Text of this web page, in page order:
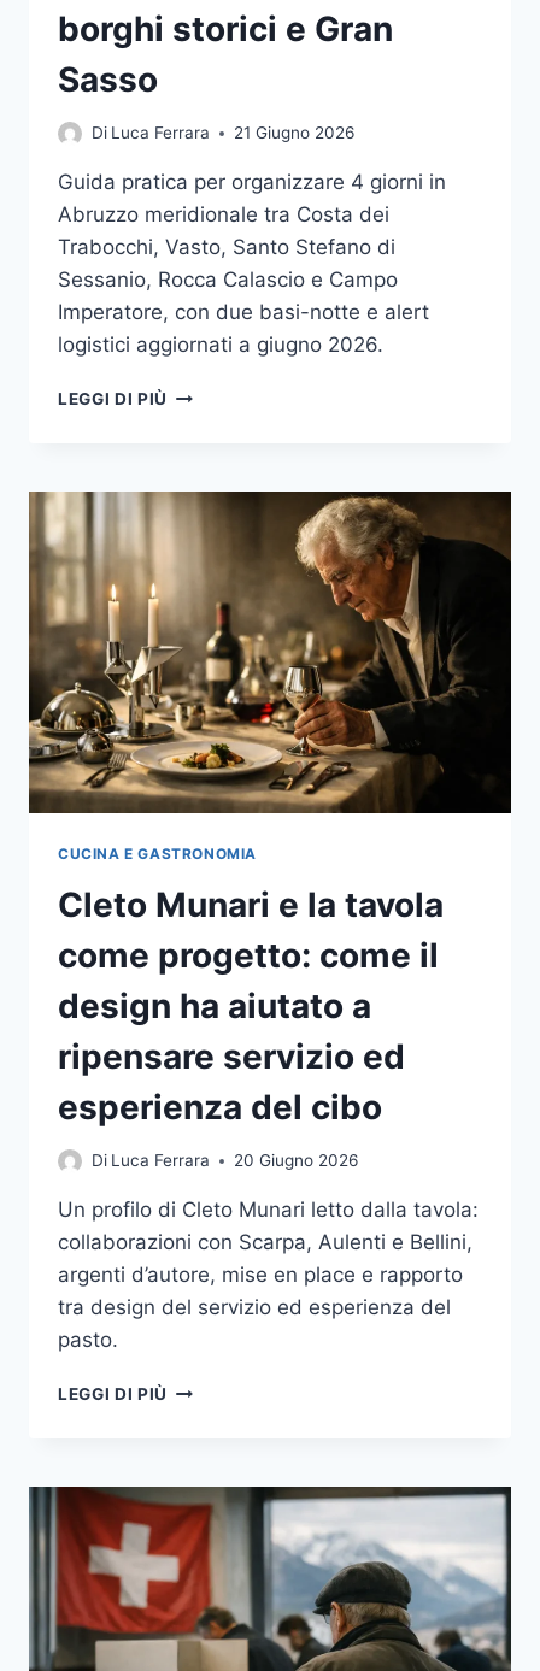
borghi storici e Gran
Sasso
Di Luca Ferrara 21 Giugno 2026
Guida pratica per organizzare 4 giorni in
Abruzzo meridionale tra Costa dei
Trabocchi, Vasto, Santo Stefano di
Sessanio, Rocca Calascio e Campo
Imperatore, con due basi-notte e alert
logistici aggiornati a giugno 2026.
LEGGI DI PIÙ ABRUZZO
ITINERARIO
TRABOCCHI,
BORGHI
STORICI
E
GRAN
SASSO
CUCINA E GASTRONOMIA
Cleto Munari e la tavola
come progetto: come il
design ha aiutato a
ripensare servizio ed
esperienza del cibo
Di Luca Ferrara 20 Giugno 2026
Un profilo di Cleto Munari letto dalla tavola:
collaborazioni con Scarpa, Aulenti e Bellini,
argenti d’autore, mise en place e rapporto
tra design del servizio ed esperienza del
pasto.
LEGGI DI PIÙ CLETO
TAVOLA
COME
PROGETTO:
COME
IL
DESIGN
HA